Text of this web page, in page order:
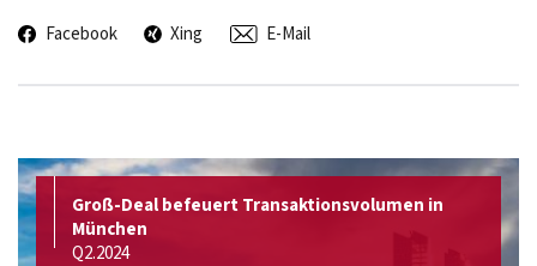
Facebook Xing E-Mail
Groß-Deal befeuert Transaktionsvolumen in
München
Q2.2024